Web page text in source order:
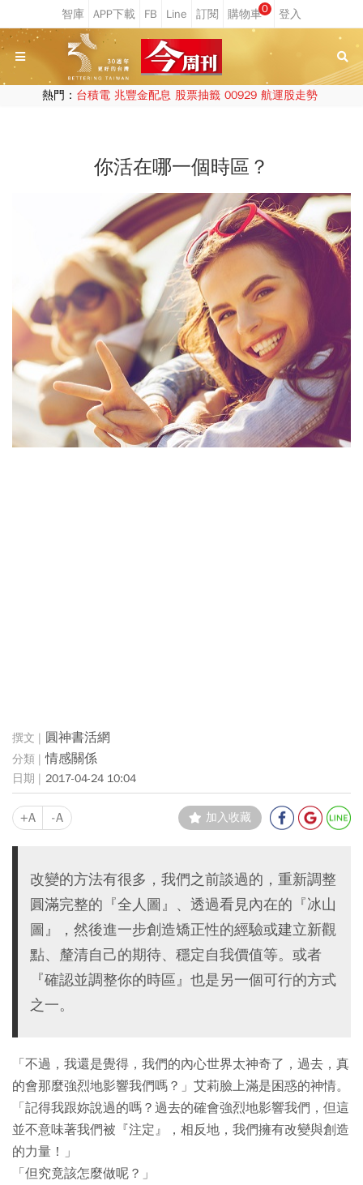
0
熱門： 台積電 兆豐金配息 股票抽籤 00929 航運股走勢
你活在哪一個時區？
圓神書活網
情感關係
2017-04-24 10:04
+A -A 加入收藏
改變的方法有很多，我們之前談過的，重新調整
圓滿完整的『全人圖』、透過看見內在的『冰山
圖』，然後進一步創造矯正性的經驗或建立新觀
點、釐清自己的期待、穩定自我價值等。或者
『確認並調整你的時區』也是另一個可行的方式
之一。
「不過，我還是覺得，我們的內心世界太神奇了，過去，真
的會那麼強烈地影響我們嗎？」艾莉臉上滿是困惑的神情。
「記得我跟妳說過的嗎？過去的確會強烈地影響我們，但這
並不意味著我們被『注定』，相反地，我們擁有改變與創造
的力量！」
「但究竟該怎麼做呢？」